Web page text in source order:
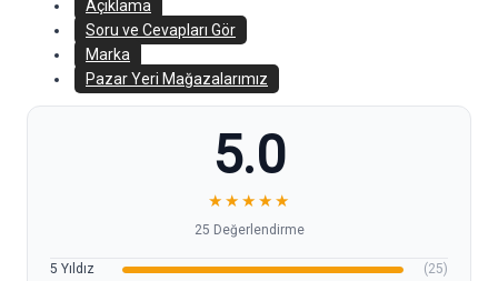
Açıklama
Soru ve Cevapları Gör
Marka
Pazar Yeri Mağazalarımız
5.0
★ ★ ★ ★ ★
25 Değerlendirme
5 Yıldız
(25)